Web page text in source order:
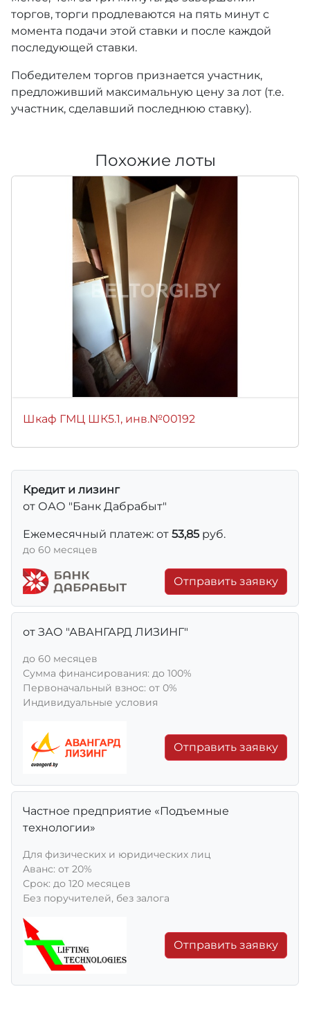
торгов, торги продлеваются на пять минут с
момента подачи этой ставки и после каждой
последующей ставки.
Победителем торгов признается участник,
предложивший максимальную цену за лот (т.е.
участник, сделавший последнюю ставку).
Похожие лоты
Шкаф ГМЦ ШК5.1, инв.№00192
Кредит и лизинг
от ОАО "Банк Дабрабыт"
Ежемесячный платеж: от 53,85 руб.
до 60 месяцев
Отправить заявку
от ЗАО "АВАНГАРД ЛИЗИНГ"
до 60 месяцев
Сумма финансирования: до 100%
Первоначальный взнос: от 0%
Индивидуальные условия
Отправить заявку
Частное предприятие «Подъемные
технологии»
Для физических и юридических лиц
Aванс: от 20%
Срок: до 120 месяцев
Без поручителей, без залога
Отправить заявку